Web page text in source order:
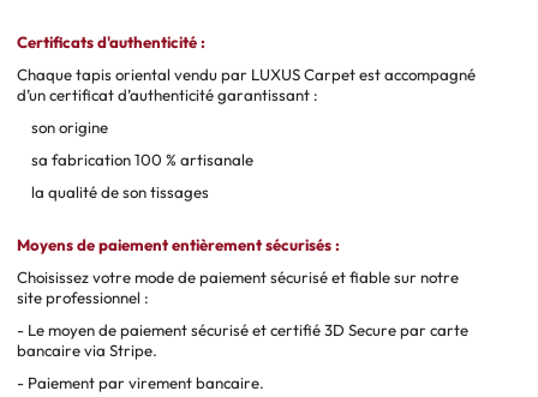
Certificats d'authenticité :
Chaque tapis oriental vendu par LUXUS Carpet est accompagné
d’un certificat d’authenticité garantissant :
son origine
sa fabrication 100 % artisanale
la qualité de son tissages
Moyens de paiement entièrement sécurisés :
Choisissez votre mode de paiement sécurisé et fiable sur notre
site professionnel :
- Le moyen de paiement sécurisé et certifié 3D Secure par carte
bancaire via Stripe.
- Paiement par virement bancaire.